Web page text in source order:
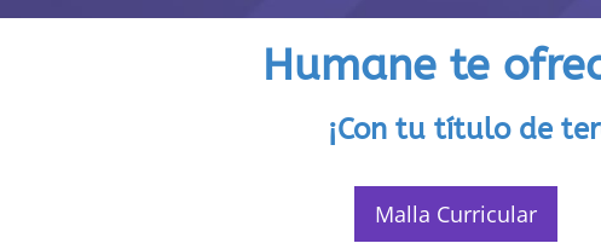
Humane te
¡Con tu título de
Malla Curricular